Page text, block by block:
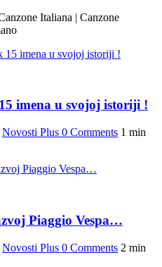
Italiana | Canzone
imena u svojoj istoriji !
Novosti Plus 0 Comments 1 min
Piaggio Vespa…
Novosti Plus 0 Comments 2 min